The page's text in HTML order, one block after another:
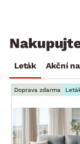
Leták Akční
Doprava zdarma